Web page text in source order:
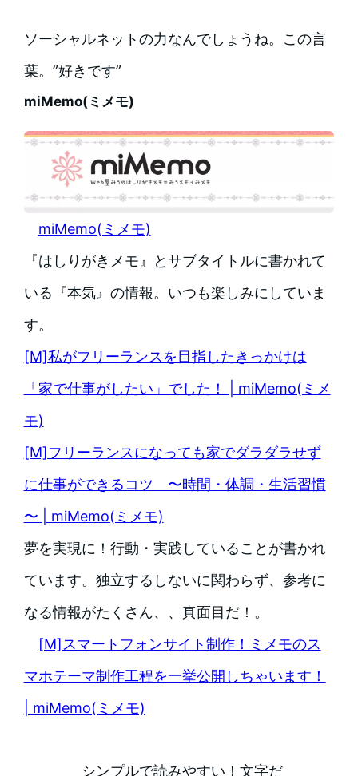
ソーシャルネットの力なんでしょうね。この言
葉。”好きです”
miMemo(ミメモ)
miMemo(ミメモ)
『はしりがきメモ』とサブタイトルに書かれて
いる『本気』の情報。いつも楽しみにしていま
す。
[M]私がフリーランスを目指したきっかけは
「家で仕事がしたい」でした！ | miMemo(ミメ
モ)
[M]フリーランスになっても家でダラダラせず
に仕事ができるコツ 〜時間・体調・生活習慣
〜 | miMemo(ミメモ)
夢を実現に！行動・実践していることが書かれ
ています。独立するしないに関わらず、参考に
なる情報がたくさん、、真面目だ！。
[M]スマートフォンサイト制作！ミメモのス
マホテーマ制作工程を一挙公開しちゃいます！
| miMemo(ミメモ)
シンプルで読みやすい！文字だ